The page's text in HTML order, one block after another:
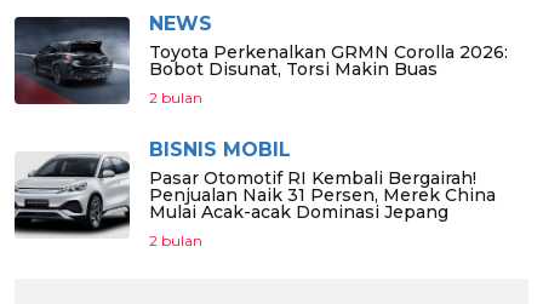
NEWS
Toyota Perkenalkan GRMN Corolla 2026:
Bobot Disunat, Torsi Makin Buas
2 bulan
BISNIS MOBIL
Pasar Otomotif RI Kembali Bergairah!
Penjualan Naik 31 Persen, Merek China
Mulai Acak-acak Dominasi Jepang
2 bulan